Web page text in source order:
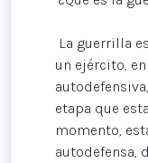
La guerrilla
un ejército,
etapa que
momento,
autodefensa,